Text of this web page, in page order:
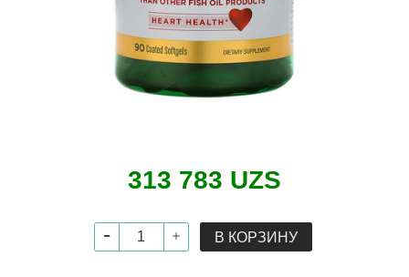
313 783 UZS
В КОРЗИНУ